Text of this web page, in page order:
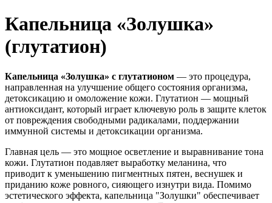
Капельница «Золушка»
(глутатион)
Капельница «Золушка» с глутатионом — это процедура,
направленная на улучшение общего состояния организма,
детоксикацию и омоложение кожи. Глутатион — мощный
антиоксидант, который играет ключевую роль в защите клеток
от повреждения свободными радикалами, поддержании
иммунной системы и детоксикации организма.
Главная цель — это мощное осветление и выравнивание тона
кожи. Глутатион подавляет выработку меланина, что
приводит к уменьшению пигментных пятен, веснушек и
приданию коже ровного, сияющего изнутри вида. Помимо
эстетического эффекта, капельница "Золушки" обеспечивает